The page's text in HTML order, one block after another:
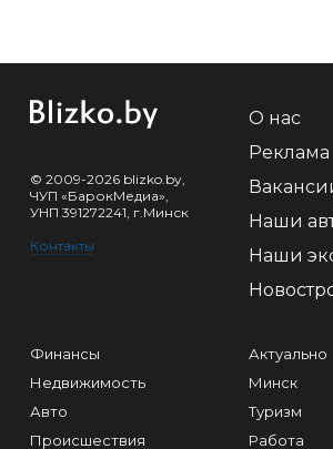
© 2009-2026 blizko.by,
ЧУП «БарокМедиа»,
УНП 391272241, г.Минск
Контакты
О нас
Реклама
Наши
Наши
Финансы
Недвижимость
Авто
Происшествия
Актуально
Минск
Туризм
Работа